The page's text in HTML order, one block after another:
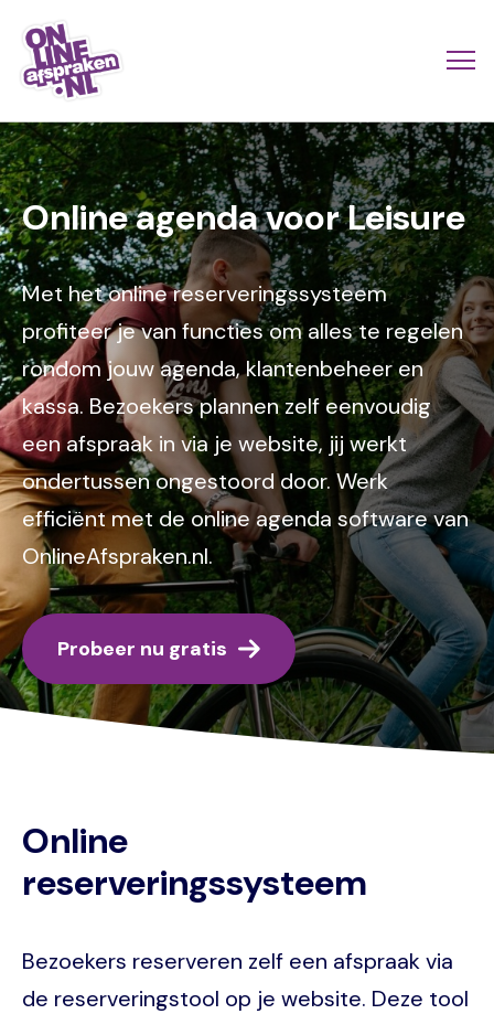
Naar
hoofdinhoud
Onlineafspraken.nl
links
scroll
Image
Online agenda voor Leisure
Met het online reserveringssysteem
profiteer je van functies om alles te regelen
rondom jouw agenda, klantenbeheer en
kassa. Bezoekers plannen zelf eenvoudig
een afspraak in via je website, jij werkt
ondertussen ongestoord door. Werk
efficiënt met de online agenda software van
OnlineAfspraken.nl.
Probeer nu gratis
Online
reserveringssysteem
Bezoekers reserveren zelf een afspraak via
de reserveringstool op je website. Deze tool